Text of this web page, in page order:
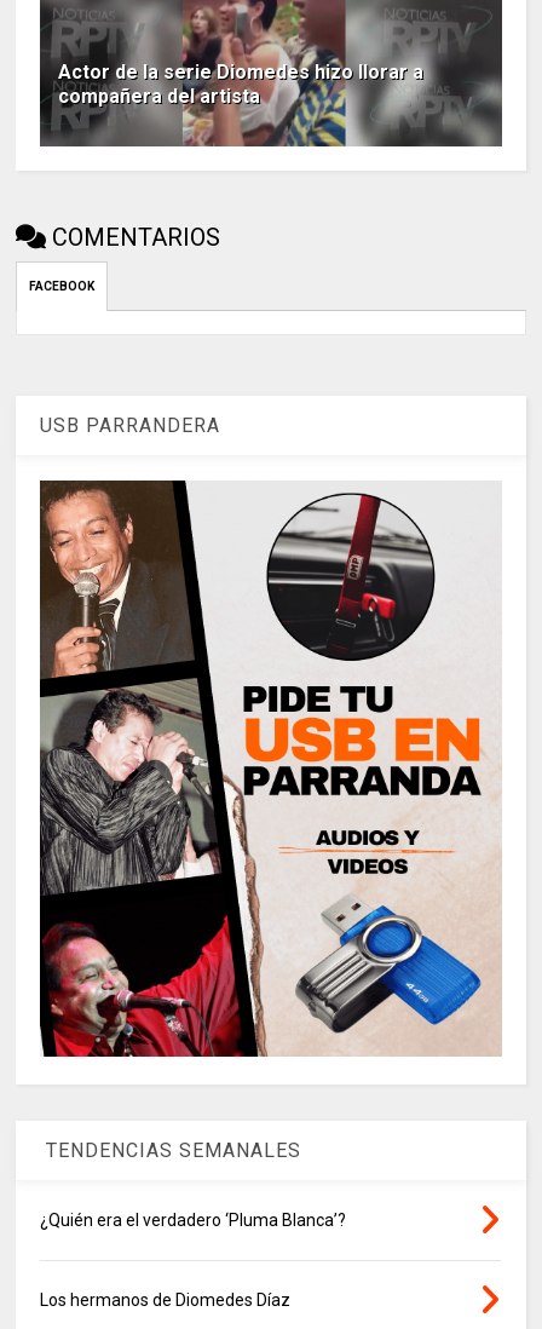
Actor de la serie Diomedes hizo llorar a
compañera del artista
COMENTARIOS
FACEBOOK
USB PARRANDERA
TENDENCIAS SEMANALES
¿Quién era el verdadero ‘Pluma Blanca’?
Los hermanos de Diomedes Díaz